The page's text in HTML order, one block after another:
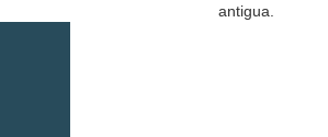
antigua.